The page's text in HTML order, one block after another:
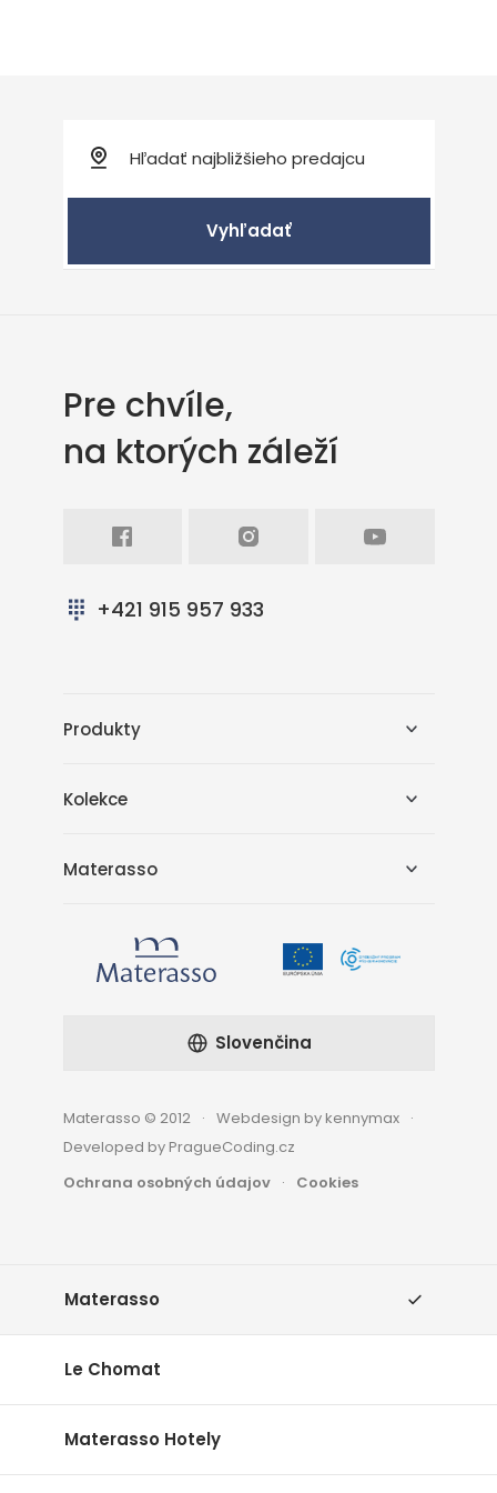
Vyhľadať
Pre chvíle,
na ktorých záleží
+421 915 957 933
Produkty
Kolekce
Materasso
Materasso © 2012
Webdesign by kennymax
Developed by PragueCoding.cz
Ochrana osobných údajov
Cookies
Slovenčina
Materasso
Le Chomat
Materasso Hotely